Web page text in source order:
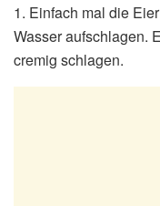
1. Einfach mal die
Wasser aufschlagen.
cremig schlagen.